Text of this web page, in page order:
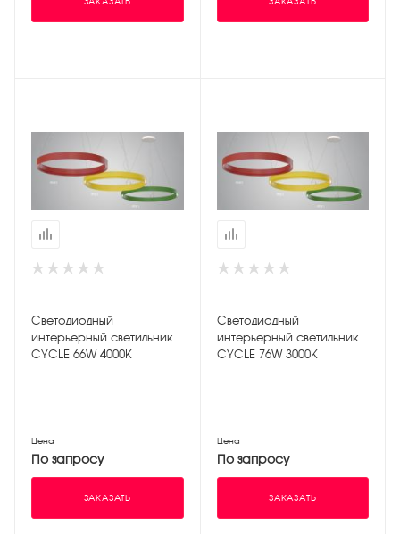
Светодиодный
интерьерный светильник
CYCLE 66W 4000K
Цена
По запросу
ЗАКАЗАТЬ
Светодиодный
интерьерный светильник
CYCLE 76W 3000K
Цена
По запросу
ЗАКАЗАТЬ